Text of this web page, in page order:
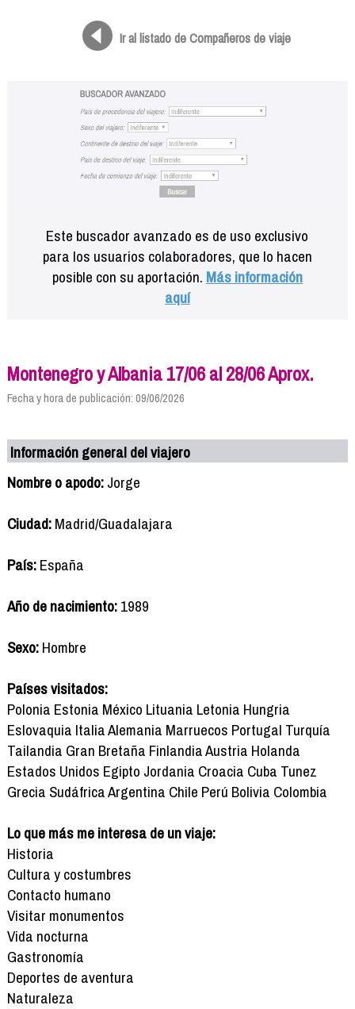
Ir al listado de Compañeros de viaje
Este buscador avanzado es de uso exclusivo
para los usuarios colaboradores, que lo hacen
posible con su aportación. Más información
aquí
Montenegro y Albania 17/06 al 28/06 Aprox.
Fecha y hora de publicación: 09/06/2026
Información general del viajero
Nombre o apodo:Jorge
Ciudad:Madrid/Guadalajara
País:España
Año de nacimiento:1989
Sexo:Hombre
Países visitados:
Polonia Estonia México Lituania Letonia Hungria
Eslovaquia Italia Alemania Marruecos Portugal Turquía
Tailandia Gran Bretaña Finlandia Austria Holanda
Estados Unidos Egipto Jordania Croacia Cuba Tunez
Grecia Sudáfrica Argentina Chile Perú Bolivia Colombia
Lo que más me interesa de un viaje:
Historia
Cultura y costumbres
Contacto humano
Visitar monumentos
Vida nocturna
Gastronomía
Deportes de aventura
Naturaleza